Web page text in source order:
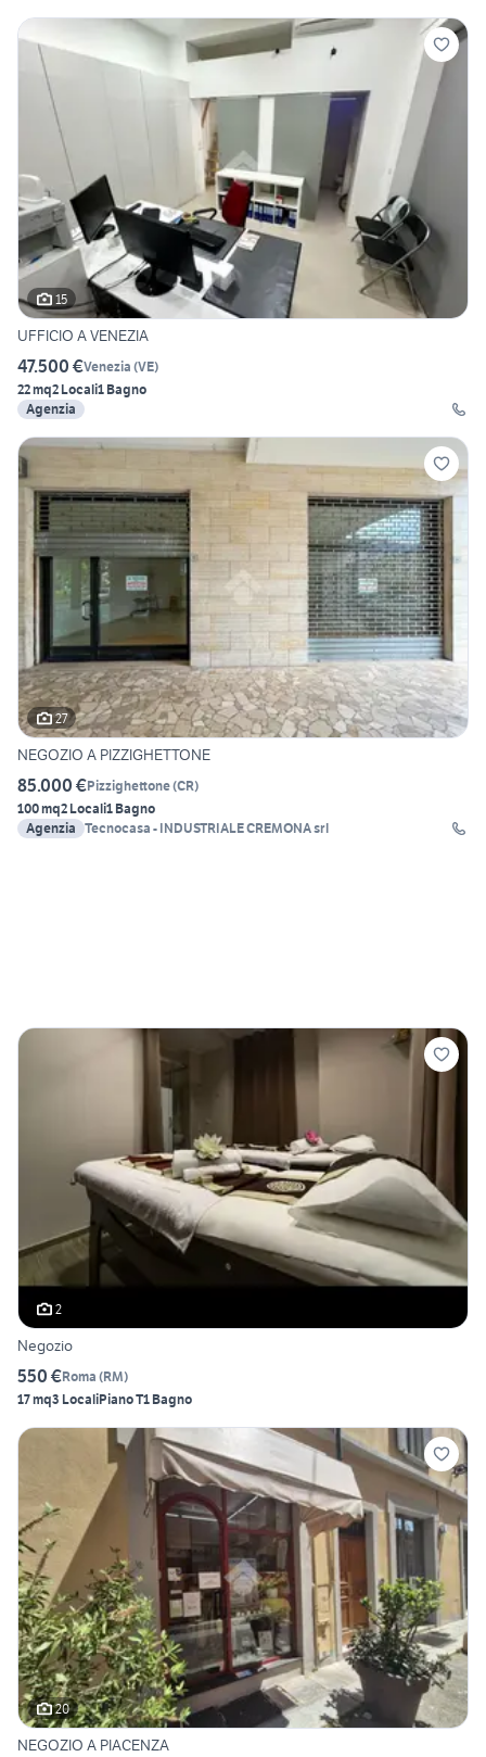
15
UFFICIO A VENEZIA
47.500 €Venezia (VE)
22 mq2 Locali1 Bagno
Agenzia
27
NEGOZIO A PIZZIGHETTONE
85.000 €Pizzighettone(CR)
100 mq2 Locali1 Bagno
Agenzia Tecnocasa - INDUSTRIALE CREMONA srl
2
Negozio
550 €Roma (RM)
17 mq3 LocaliPiano T1 Bagno
20
NEGOZIO A PIACENZA